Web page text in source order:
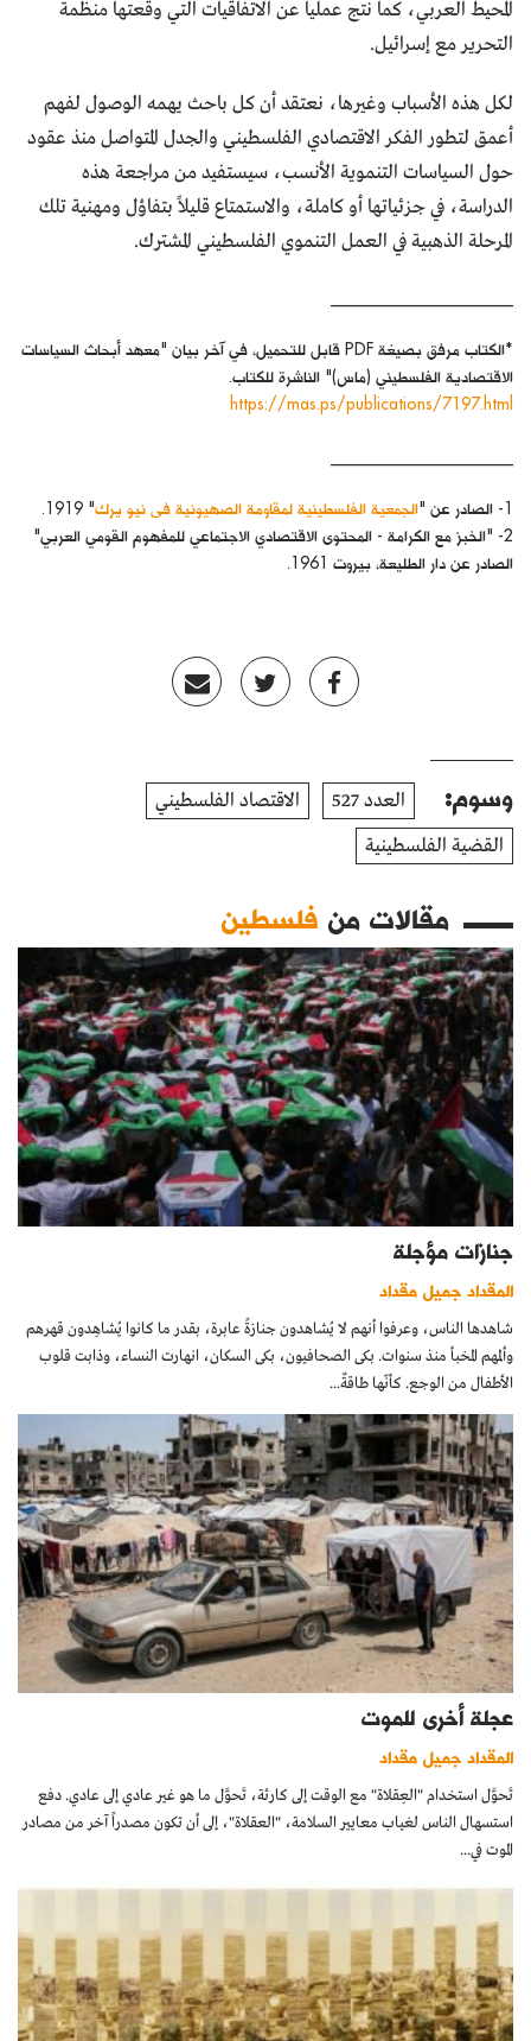
المحيط العربي، كما نتج عملياً عن الاتفاقيات التي وقعتها منظمة
التحرير مع إسرائيل.
لكل هذه الأسباب وغيرها، نعتقد أن كل باحث يهمه الوصول لفهم
أعمق لتطور الفكر الاقتصادي الفلسطيني والجدل المتواصل منذ عقود
حول السياسات التنموية الأنسب، سيستفيد من مراجعة هذه
الدراسة، في جزئياتها أو كاملة، والاستمتاع قليلاً بتفاؤل ومهنية تلك
المرحلة الذهبية في العمل التنموي الفلسطيني المشترك.
*الكتاب مرفق بصيغة PDF قابل للتحميل، في آخر بيان "معهد أبحاث السياسات
الاقتصادية الفلسطيني (ماس)" الناشرة للكتاب.
https://mas.ps/publications/7197.html
1- الصادر عن " الجمعية الفلسطينية لمقاومة الصهيونية فى نيو يرك" 1919.
2- "الخبز مع الكرامة - المحتوى الاقتصادي الاجتماعي للمفهوم القومي العربي"
الصادر عن دار الطليعة، بيروت 1961.
وسوم: العدد 527
الاقتصاد الفلسطيني
القضية الفلسطينية
مقالات من فلسطين
جنازات مؤجلة
المقداد جميل مقداد
شاهدها الناس، وعرفوا أنهم لا يُشاهدون جنازةً عابرة، بقدر ما كانوا يُشاهِدون قهرهم
وألمهم المخبأ منذ سنوات. بكى الصحافيون، بكى السكان، انهارت النساء، وذابت قلوب
الأطفال من الوجع. كأنّها طاقةٌ...
عجلة أخرى للموت
المقداد جميل مقداد
تَحوَّل استخدام "العِقلاة" مع الوقت إلى كارثة، تَحوَّل ما هو غير عادي إلى عادي. دفع
استسهال الناس لغياب معايير السلامة، "العقلاة"، إلى أن تكون مصدراً آخر من مصادر
الموت في...